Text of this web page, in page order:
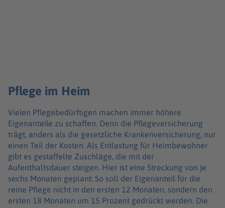
Pflege im Heim
Vielen Pflegebedürftigen machen immer höhere
Eigenanteile zu schaffen. Denn die Pflegeversicherung
trägt, anders als die gesetzliche Krankenversicherung, nur
einen Teil der Kosten. Als Entlastung für Heimbewohner
gibt es gestaffelte Zuschläge, die mit der
Aufenthaltsdauer steigen. Hier ist eine Streckung von je
sechs Monaten geplant: So soll der Eigenanteil für die
reine Pflege nicht in den ersten 12 Monaten, sondern den
ersten 18 Monaten um 15 Prozent gedrückt werden. Die